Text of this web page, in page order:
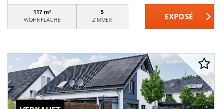
117 m²
WOHNFLÄCHE
5
ZIMMER